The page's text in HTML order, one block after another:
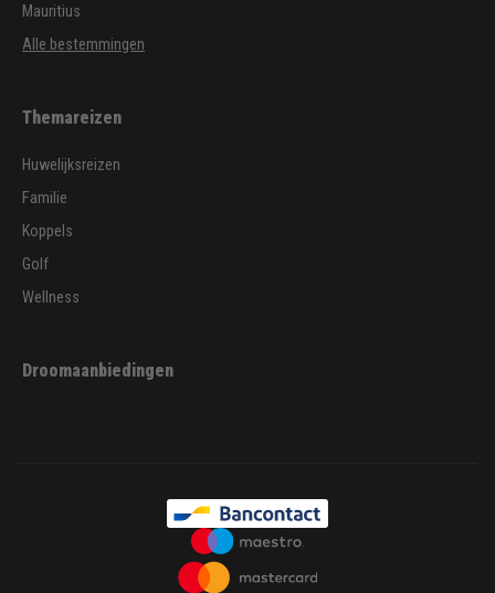
Mauritius
Alle bestemmingen
Themareizen
Huwelijksreizen
Familie
Koppels
Golf
Wellness
Droomaanbiedingen